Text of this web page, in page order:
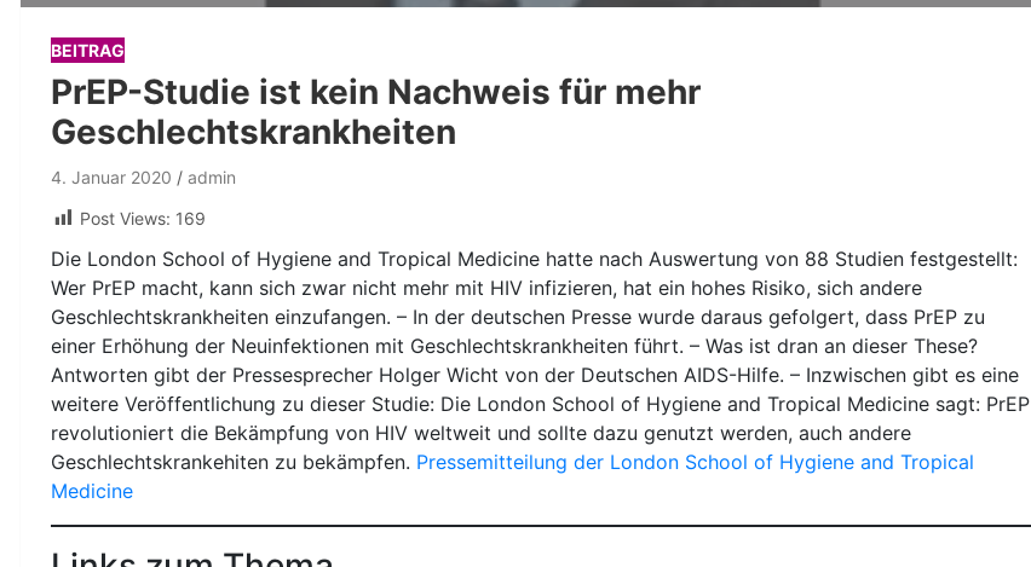
BEITRAG
PrEP-Studie ist kein Nachweis für mehr
Geschlechtskrankheiten
4. Januar 2020
admin
Post Views: 169
Die London School of Hygiene and Tropical Medicine hatte nach Auswertung von 88 Studien festgestellt:
Wer PrEP macht, kann sich zwar nicht mehr mit HIV infizieren, hat ein hohes Risiko, sich andere
Geschlechtskrankheiten einzufangen. – In der deutschen Presse wurde daraus gefolgert, dass PrEP zu
einer Erhöhung der Neuinfektionen mit Geschlechtskrankheiten führt. – Was ist dran an dieser These?
Antworten gibt der Pressesprecher Holger Wicht von der Deutschen AIDS-Hilfe. – Inzwischen gibt es eine
weitere Veröffentlichung zu dieser Studie: Die London School of Hygiene and Tropical Medicine sagt: PrEP
revolutioniert die Bekämpfung von HIV weltweit und sollte dazu genutzt werden, auch andere
Geschlechtskrankehiten zu bekämpfen. Pressemitteilung der London School of Hygiene and Tropical
Medicine